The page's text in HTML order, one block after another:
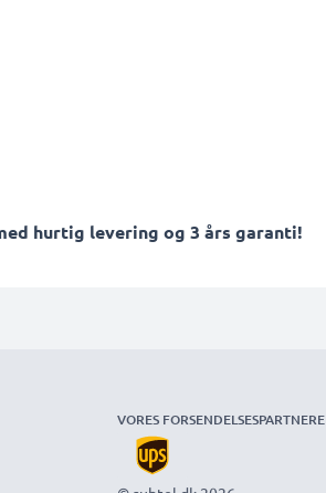
hurtig levering og 3 års garanti!
VORES FORSENDELSESPARTNERE